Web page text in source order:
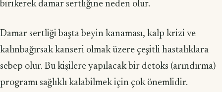
birikerek damar sertliğine neden olur.
Damar sertliği başta beyin kanaması, kalp krizi ve
kalınbağırsak kanseri olmak üzere çeşitli hastalıklara
sebep olur. Bu kişilere yapılacak bir detoks (arındırma)
programı sağlıklı kalabilmek için çok önemlidir.